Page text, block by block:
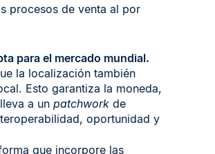
procesos de venta al por
para el mercado mundial.
la localización también
Esto garantiza la moneda,
a un patchwork de
oportunidad y
que incorpore las